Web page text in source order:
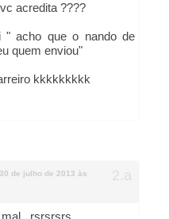
acredita ????
acho que o nando de
quem enviou"
kkkkkkkkk
30 de julho de 2013 às